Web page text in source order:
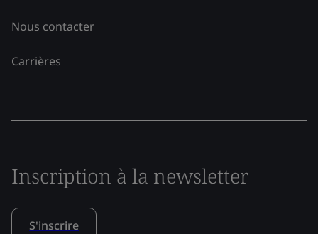
Nous contacter
Carrières
Inscription à la newsletter
S'inscrire